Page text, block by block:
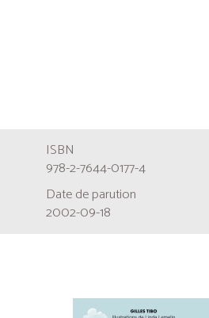
ISBN
978-2-7644-0177-4
Date de parution
2002-09-18